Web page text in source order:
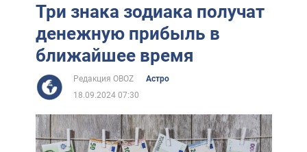
Три знака зодиака получат
денежную прибыль в
ближайшее время
Редакция OBOZ
Астро
18.09.2024 07:30